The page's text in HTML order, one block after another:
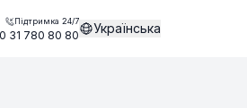
Підтримка 24/7
31 780 80 80 Українська